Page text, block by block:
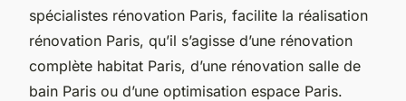
spécialistes rénovation Paris, facilite la réalisation
rénovation Paris, qu’il s’agisse d’une rénovation
complète habitat Paris, d’une rénovation salle de
bain Paris ou d’une optimisation espace Paris.